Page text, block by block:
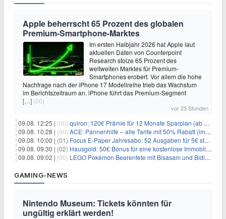
Apple beherrscht 65 Prozent des globalen
Premium-Smartphone-Marktes
Im ersten Halbjahr 2026 hat Apple laut
aktuellen Daten von Counterpoint
Research stolze 65 Prozent des
weltweiten Marktes für Premium-
Smartphones erobert. Vor allem die hohe
Nachfrage nach der iPhone 17 Modellreihe trieb das Wachstum
im Berichtszeitraum an. iPhone führt das Premium-Segment
[…] (00)
vor 23 Stunden
09.08. 12:25 | (00) quiron: 120€ Prämie für 12 Monate Sparplan (ab 100€/Monat)
09.08. 10:28 | (00) ACE: Pannenhilfe – alle Tarife mit 50% Rabatt (im ersten Jahr)
09.08. 10:00 | (01) Focus E-Paper Jahresabo: 52 Ausgaben für 5€ statt 207,48€ – per Formular kündbar!
09.08. 09:30 | (02) Hausgold: 50€ Bonus für eine kostenlose Immobilienbewertung
09.08. 09:02 | (00) LEGO Pokémon Beerenfete mit Bisasam und Bidiza für 14,99€
GAMING-NEWS
Nintendo Museum: Tickets könnten für
ungültig erklärt werden!